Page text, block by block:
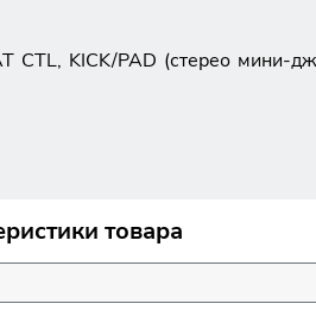
CTL, KICK/PAD (стерео
товара